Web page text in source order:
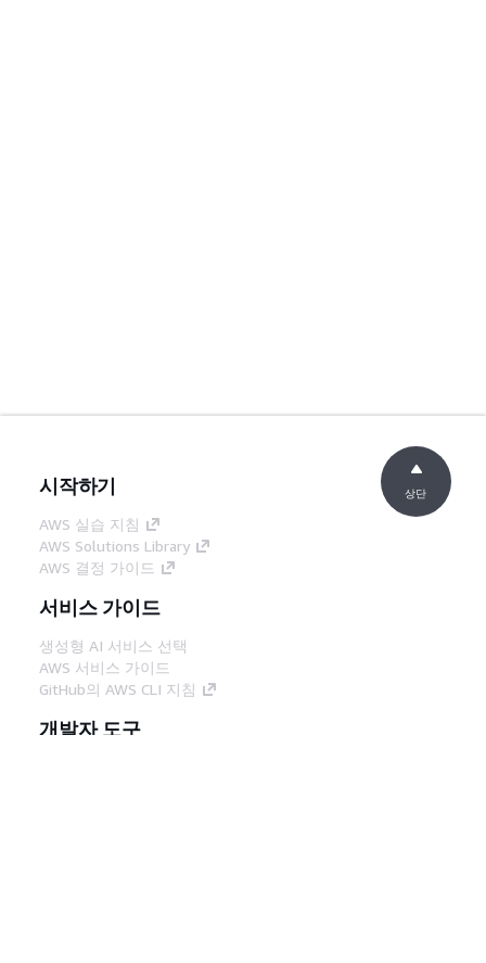
시작하기
AWS 실습 지침
AWS Solutions Library
AWS 결정 가이드
서비스 가이드
생성형 AI 서비스 선택
AWS 서비스 가이드
GitHub의 AWS CLI 지침
개발자 도구
상단